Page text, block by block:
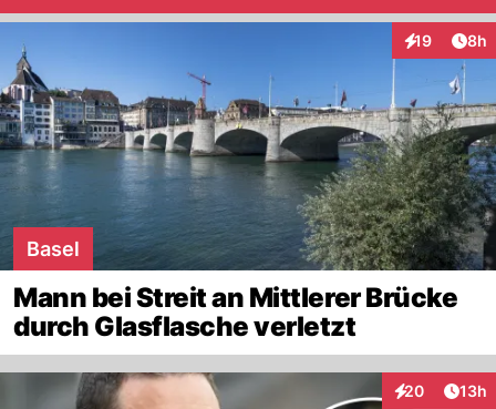
19
Interaktionen
8h
Basel
Mann bei Streit an Mittlerer Brücke
durch Glasflasche verletzt
20
Interaktionen
13h